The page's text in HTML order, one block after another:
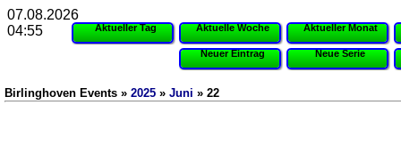
Aktueller Tag Aktuelle Woche Aktueller Monat
Neuer Eintrag Neue Serie
Birlinghoven Events » 2025 » Juni » 22
07.08.2026
04:55